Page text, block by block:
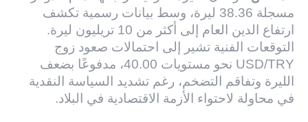
مسجلة 38.36 ليرة، وسط بيانات رسمية تكشف
ارتفاع الدين العام إلى أكثر من 10 تريليون ليرة.
التوقعات الفنية تشير إلى احتمالات صعود زوج
USD/TRY نحو مستويات 40.00، مدفوعًا بضعف
الليرة وتفاقم التضخم، رغم تشديد السياسة النقدية
في محاولة لاحتواء الأزمة الاقتصادية في البلاد.